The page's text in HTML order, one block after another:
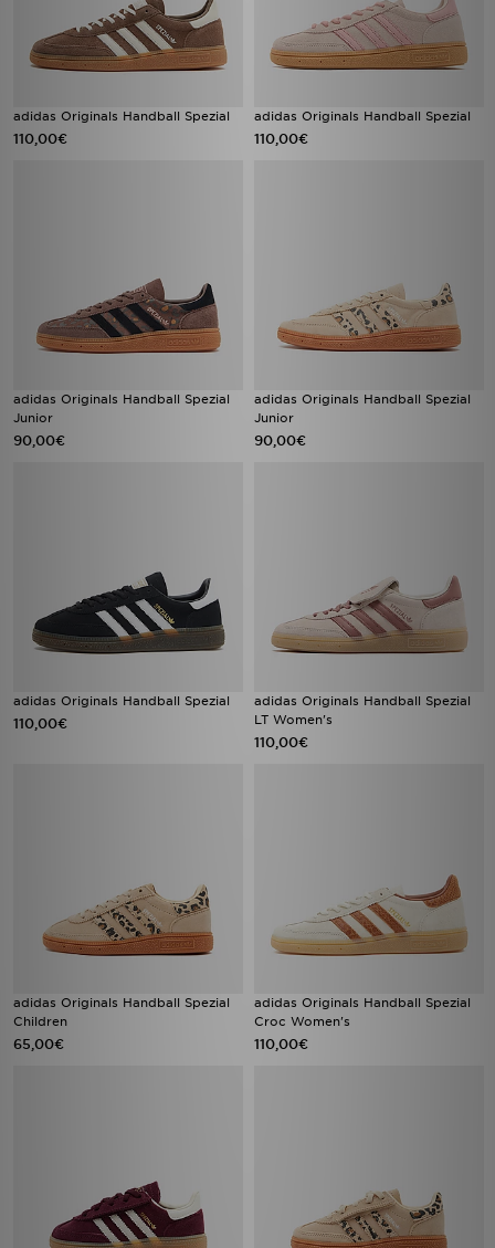
adidas Originals Handball Spezial
110,00€
adidas Originals Handball Spezial
110,00€
adidas Originals Handball Spezial
Junior
90,00€
adidas Originals Handball Spezial
Junior
90,00€
adidas Originals Handball Spezial
110,00€
adidas Originals Handball Spezial
LT Women's
110,00€
adidas Originals Handball Spezial
Children
65,00€
adidas Originals Handball Spezial
Croc Women's
110,00€